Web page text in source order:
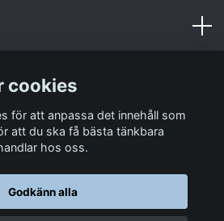
cookies
för att anpassa det innehåll som
att du ska få bästa tänkbara
hos oss.
Godkänn alla